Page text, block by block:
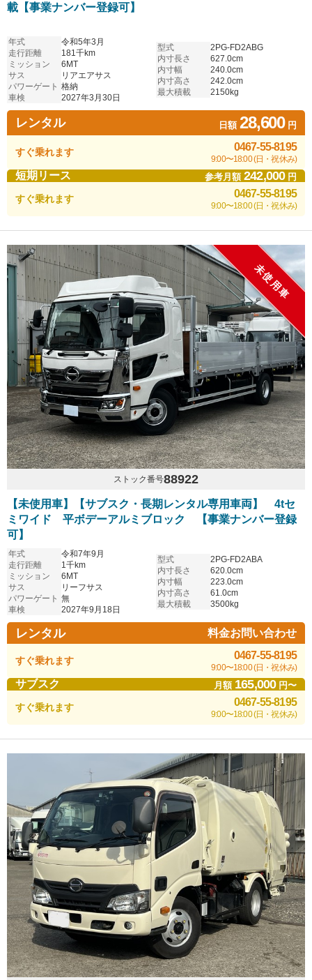
載【事業ナンバー登録可】
年式
令和5年3月
走行距離
181千km
ミッション
6MT
サス
リアエアサス
パワーゲート 格納
車検
2027年3月30日
型式
2PG-FD2ABG
内寸長さ
627.0cm
内寸幅
240.0cm
内寸高さ
242.0cm
最大積載
2150kg
レンタル 日額28,600円
すぐ乗れます 0467-55-8195
9:00〜18:00 (日・祝休み)
短期リース 参考月額242,000円
すぐ乗れます 0467-55-8195
9:00〜18:00 (日・祝休み)
未使用車
ストック番号88922
【未使用車】【サブスク・長期レンタル専用車両】 4tセ
ミワイド 平ボデーアルミブロック 【事業ナンバー登録
可】
年式
令和7年9月
走行距離
1千km
ミッション
6MT
サス
リーフサス
パワーゲート 無
車検
2027年9月18日
型式
2PG-FD2ABA
内寸長さ
620.0cm
内寸幅
223.0cm
内寸高さ
61.0cm
最大積載
3500kg
レンタル 料金お問い合わせ
すぐ乗れます 0467-55-8195
9:00〜18:00 (日・祝休み)
サブスク 月額 165,000円〜
すぐ乗れます 0467-55-8195
9:00〜18:00 (日・祝休み)